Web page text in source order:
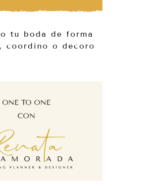
tu boda de forma
coordino o decoro